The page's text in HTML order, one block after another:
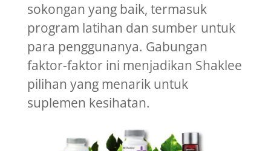
sokongan yang baik, termasuk
program latihan dan sumber untuk
para penggunanya. Gabungan
faktor-faktor ini menjadikan Shaklee
pilihan yang menarik untuk
suplemen kesihatan.